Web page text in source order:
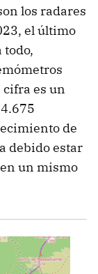
los radares
el último
todo,
es un
de
debido estar
un mismo